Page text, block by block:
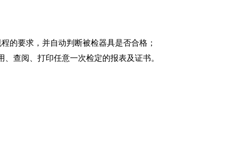
的要求，并自动判断被检器具是否合格；
查阅、打印任意一次检定的报表及证书。